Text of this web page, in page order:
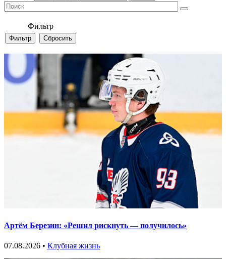
Фильтр
Артём Березин: «Решил рискнуть — получилось»
07.08.2026 • Клубная жизнь